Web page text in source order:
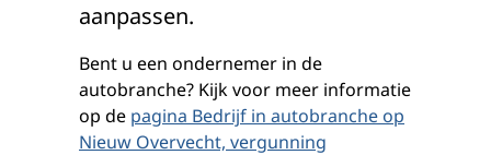
aanpassen.
Bent u een ondernemer in de
autobranche? Kijk voor meer informatie
op de pagina Bedrijf in autobranche op
Nieuw Overvecht, vergunning